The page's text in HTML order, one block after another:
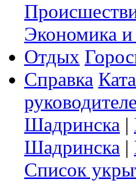
Экономика и
Отдых
Справка
Шадринска |
Шадринска |
Список